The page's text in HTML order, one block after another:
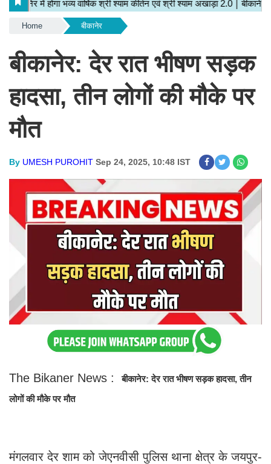
Home बीकानेर
बीकानेर: देर रात भीषण सड़क
हादसा, तीन लोगों की मौके पर
मौत
By UMESH PUROHIT Sep 24, 2025, 10:48 IST
The Bikaner News :बीकानेर: देर रात भीषण सड़क हादसा, तीन
लोगों की मौके पर मौत
मंगलवार देर शाम को जेएनवीसी पुलिस थाना क्षेत्र के जयपुर-